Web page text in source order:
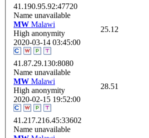
41.190.95.92:47720
Name unavailable
MW Malawi
High anonymity
2020-03-14 03:45:00
25.12
41.87.29.130:8080
Name unavailable
MW Malawi
High anonymity
2020-02-15 19:52:00
28.51
41.217.216.45:33602
Name unavailable